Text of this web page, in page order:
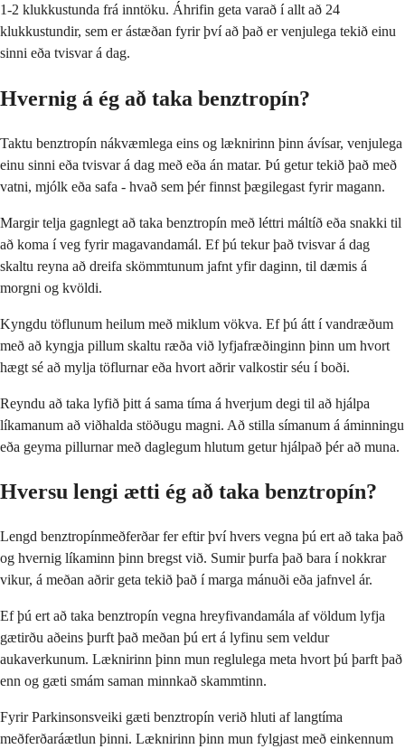
1-2 klukkustunda frá inntöku. Áhrifin geta varað í allt að 24
klukkustundir, sem er ástæðan fyrir því að það er venjulega tekið einu
sinni eða tvisvar á dag.
Hvernig á ég að taka benztropín?
Taktu benztropín nákvæmlega eins og læknirinn þinn ávísar, venjulega
einu sinni eða tvisvar á dag með eða án matar. Þú getur tekið það með
vatni, mjólk eða safa - hvað sem þér finnst þægilegast fyrir magann.
Margir telja gagnlegt að taka benztropín með léttri máltíð eða snakki til
að koma í veg fyrir magavandamál. Ef þú tekur það tvisvar á dag
skaltu reyna að dreifa skömmtunum jafnt yfir daginn, til dæmis á
morgni og kvöldi.
Kyngdu töflunum heilum með miklum vökva. Ef þú átt í vandræðum
með að kyngja pillum skaltu ræða við lyfjafræðinginn þinn um hvort
hægt sé að mylja töflurnar eða hvort aðrir valkostir séu í boði.
Reyndu að taka lyfið þitt á sama tíma á hverjum degi til að hjálpa
líkamanum að viðhalda stöðugu magni. Að stilla símanum á áminningu
eða geyma pillurnar með daglegum hlutum getur hjálpað þér að muna.
Hversu lengi ætti ég að taka benztropín?
Lengd benztropínmeðferðar fer eftir því hvers vegna þú ert að taka það
og hvernig líkaminn þinn bregst við. Sumir þurfa það bara í nokkrar
vikur, á meðan aðrir geta tekið það í marga mánuði eða jafnvel ár.
Ef þú ert að taka benztropín vegna hreyfivandamála af völdum lyfja
gætirðu aðeins þurft það meðan þú ert á lyfinu sem veldur
aukaverkunum. Læknirinn þinn mun reglulega meta hvort þú þarft það
enn og gæti smám saman minnkað skammtinn.
Fyrir Parkinsonsveiki gæti benztropín verið hluti af langtíma
meðferðaráætlun þinni. Læknirinn þinn mun fylgjast með einkennum